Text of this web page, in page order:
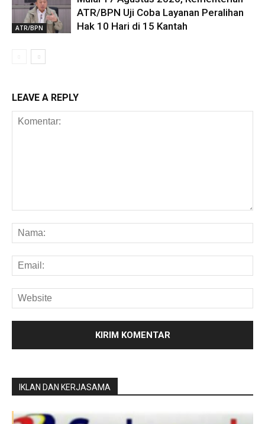
ATR/BPN
ATR/BPN Uji Coba Layanan Peralihan
Hak 10 Hari di 15 Kantah
LEAVE A REPLY
IKLAN DAN KERJASAMA